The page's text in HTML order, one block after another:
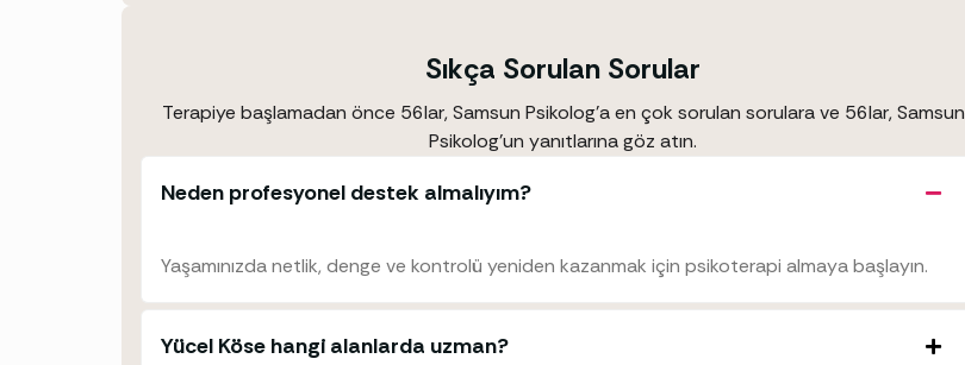
Sıkça Sorulan Sorular
Terapiye başlamadan önce 56lar, Samsun Psikolog’a en çok sorulan sorulara ve 56lar, Samsun
Psikolog’un yanıtlarına göz atın.
Neden profesyonel destek almalıyım?
Yaşamınızda netlik, denge ve kontrolü yeniden kazanmak için psikoterapi almaya başlayın.
Yücel Köse hangi alanlarda uzman?